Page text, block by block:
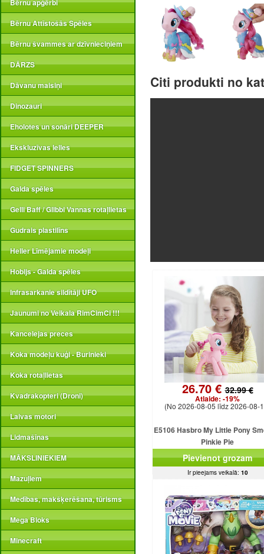
Bērnu apģērbi
Bērnu Attīstošās Spēles
Bērnu švammes ar dzīvnieciņiem
DĀRZS
Dāvanu maisiņi
Dinozauri
Eholotes un sonāri DEEPER
Ekskluzīvas lelles
FIDGET SPINNERS
Galda spēles
Gelli Baff / Glibbi Vannas rotaļlietas
Gudrais plastilīns
Heller Līmējamie modeļi
Hobijs - Galda spēles
Infrasarkanie sildītāji UFO
Jaunumi no Veikala RimCimCi !!!
Kancelejas preces
Koka modeļu kuģi - Burinieki
Koka rotaļlietas
Kvadrakopteri (Droni)
Laivas motori
Lidmašīnas
MĀKSLINIEKIEM
Mazuļiem
Medības, makšķerēšana, tūrisms
Mega Bloks
Minecraft
Citi produkti no
26.70 €32.99 €
Atlaide: -19%
(No 2026-08-05 līdz 2026-08-
E5106 Hasbro My Little Pony
Pinkie Pie
Pievienot grozam
Ir pieejams veikalā: 10